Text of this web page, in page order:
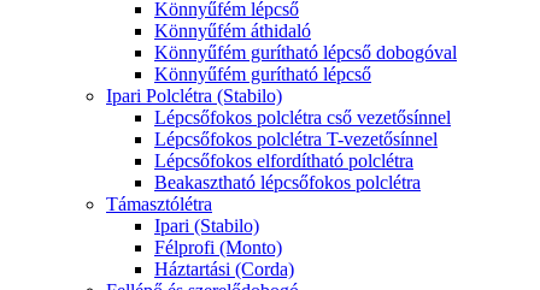
Könnyűfém lépcső
Könnyűfém áthidaló
Könnyűfém gurítható lépcső dobogóval
Könnyűfém gurítható lépcső
Ipari Polclétra (Stabilo)
Lépcsőfokos polclétra cső vezetősínnel
Lépcsőfokos polclétra T-vezetősínnel
Lépcsőfokos elfordítható polclétra
Beakasztható lépcsőfokos polclétra
Támasztólétra
Ipari (Stabilo)
Félprofi (Monto)
Háztartási (Corda)